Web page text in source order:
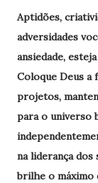
Aptidões,
adversidades
ansiedade,
Coloque Deus a
projetos,
para o universo
na liderança dos
brilhe o máximo